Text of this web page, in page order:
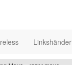
Linkshänder